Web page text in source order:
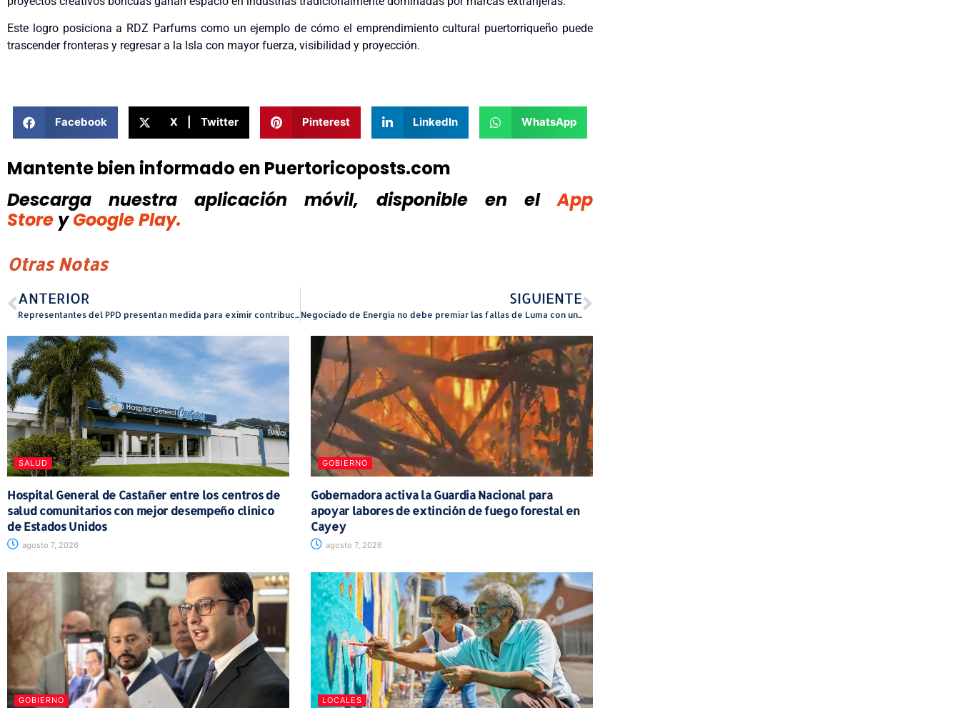
Este logro posiciona a RDZ Parfums como un ejemplo de cómo el emprendimiento cultural puertorriqueño puede
trascender fronteras y regresar a la Isla con mayor fuerza, visibilidad y proyección.
Facebook X | Twitter Pinterest LinkedIn WhatsApp
Mantente bien informado en Puertoricoposts.com
Descarga nuestra aplicación móvil, disponible
en el
App
Store y Google Play.
Otras Notas
ANTERIOR
Representantes del PPD presentan medida para eximir contribuciones sobre equipos médicos utilizados en el tratamiento y diagnóstico del cáncer
SIGUIENTE
Negociado de Energía no debe premiar las fallas de Luma con un aumento de casi $40 mensuales
SALUD
Hospital General de Castañer entre los centros de
salud comunitarios con mejor desempeño clínico
de Estados Unidos
agosto 7, 2026
GOBIERNO
Gobernadora activa la Guardia Nacional para
apoyar labores de extinción de fuego forestal en
Cayey
agosto 7, 2026
GOBIERNO LOCALES